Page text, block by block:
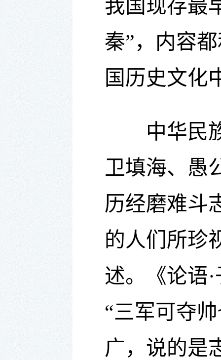
我国现存最
秦”，内容
国历史文化
中华民族
卫填海、愚
历经磨难斗
的人们所珍
述。《论语
“三军可夺
广，说的是